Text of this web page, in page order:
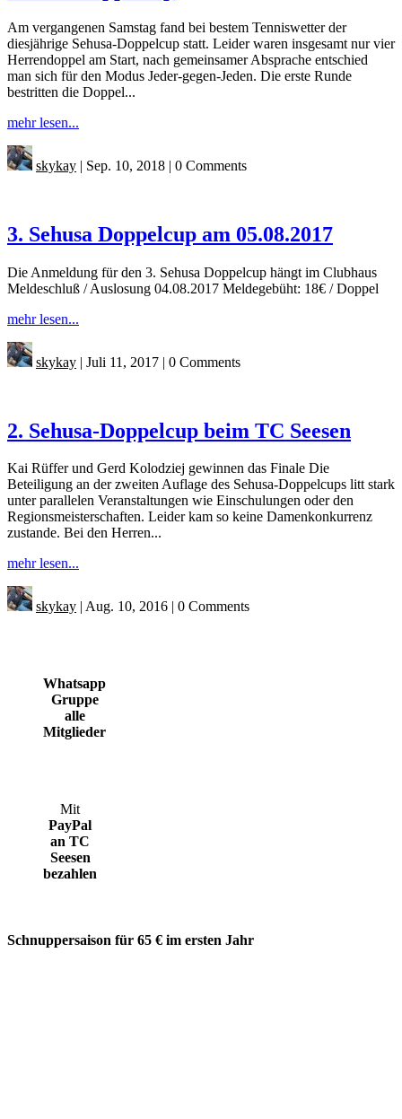
Am vergangenen Samstag fand bei bestem Tenniswetter der
diesjährige Sehusa-Doppelcup statt. Leider waren insgesamt nur vier
Herrendoppel am Start, nach gemeinsamer Absprache entschied
man sich für den Modus Jeder-gegen-Jeden. Die erste Runde
bestritten die Doppel...
mehr lesen...
skykay | Sep. 10, 2018 | 0 Comments
3. Sehusa Doppelcup am 05.08.2017
Die Anmeldung für den 3. Sehusa Doppelcup hängt im Clubhaus
Meldeschluß / Auslosung 04.08.2017 Meldegebüht: 18€ / Doppel
mehr lesen...
skykay | Juli 11, 2017 | 0 Comments
2. Sehusa-Doppelcup beim TC Seesen
Kai Rüffer und Gerd Kolodziej gewinnen das Finale Die
Beteiligung an der zweiten Auflage des Sehusa-Doppelcups litt stark
unter parallelen Veranstaltungen wie Einschulungen oder den
Regionsmeisterschaften. Leider kam so keine Damenkonkurrenz
zustande. Bei den Herren...
mehr lesen...
skykay | Aug. 10, 2016 | 0 Comments
Whatsapp
Gruppe
alle
Mitglieder
Mit
PayPal
an TC
Seesen
bezahlen
Schnuppersaison für 65 € im ersten Jahr